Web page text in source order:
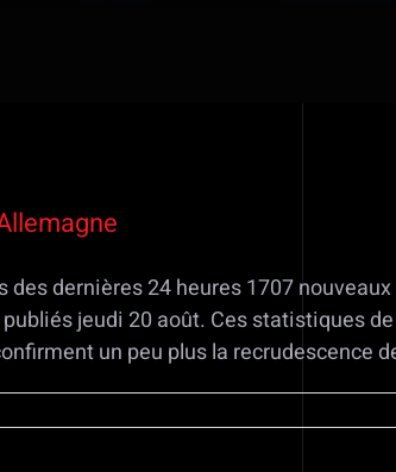
des dernières 24 heures 1707
jeudi 20 août. Ces statistiques
un peu plus la